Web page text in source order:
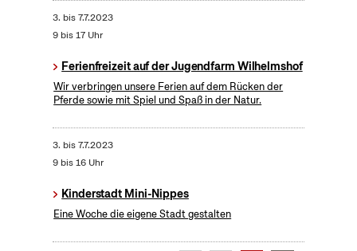
3. bis7.7.2023
9 bis 17 Uhr
Ferienfreizeit auf der Jugendfarm Wilhelmshof
Wir verbringen unsere Ferien auf dem Rücken der
Pferde sowie mit Spiel und Spaß in der Natur.
3. bis7.7.2023
9 bis 16 Uhr
Kinderstadt Mini-Nippes
Eine Woche die eigene Stadt gestalten